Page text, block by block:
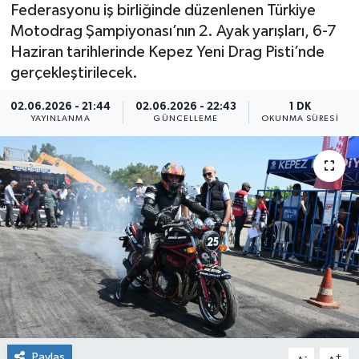
Federasyonu iş birliğinde düzenlenen Türkiye
Motodrag Şampiyonası’nın 2. Ayak yarışları, 6-7
Haziran tarihlerinde Kepez Yeni Drag Pisti’nde
gerçekleştirilecek.
02.06.2026 - 21:44
YAYINLANMA
02.06.2026 - 22:43
GÜNCELLEME
1 DK
OKUNMA SÜRESI
- +